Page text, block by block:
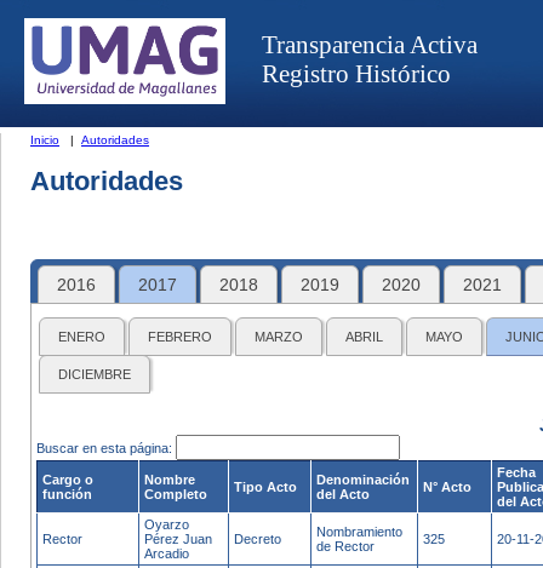
Transparencia Activa
Registro Histórico
Inicio | Autoridades
Autoridades
2016 2017 2018 2019 2020 2021
ENERO FEBRERO MARZO ABRIL MAYO
DICIEMBRE
Buscar en esta página:
Cargo o
función
Nombre
Completo
Tipo Acto
Denominación
del Acto
N° Acto
Fecha
del
Rector
Oyarzo
Pérez Juan
Arcadio
Decreto
Nombramiento
de Rector
325 20-11-